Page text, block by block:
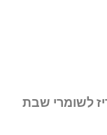
לשומרי שבת